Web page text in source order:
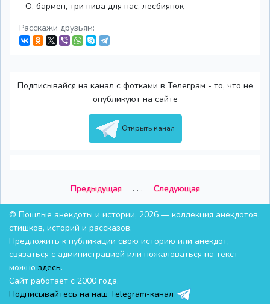
- О, бармен, три пива для нас, лесбиянок
Расскажи друзьям:
Подписывайся на канал с фотками в Телеграм - то, что не
опубликуют на сайте
Открыть канал
Предыдущая . . . Следующая
© Пошлые анекдоты и истории, 2026 — коллекция анекдотов,
стишков, историй и рассказов.
Предложить к публикации свою историю или анекдот,
связаться с администрацией или пожаловаться на текст
можно здесь.
Сайт работает с 2000 года.
Подписывайтесь на наш Telegram-канал